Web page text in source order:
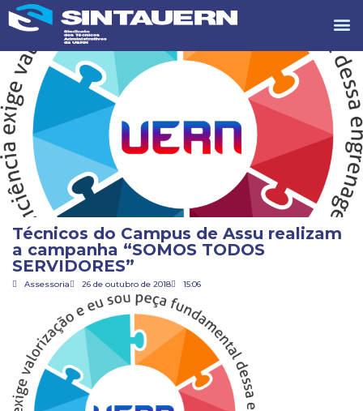
Técnicos do Campus de Assu realizam
a campanha “SOMOS TODOS
SERVIDORES”
Assessoria 26 de outubro de 2018 15:06